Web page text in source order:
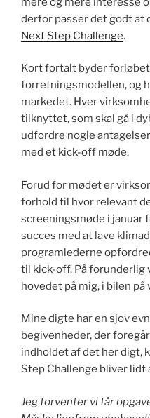
derfor passer det godt at
Next Step Challenge.
Kort fortalt byder forløbet
forretningsmodellen, og
markedet. Hver
tilknyttet, som skal gå i
udfordre nogle
med et kick-off møde.
Forud for mødet er
forhold til hvor relevant
screeningsmøde i januar
succes med at lave
programlederne
til kick-off. På forunderlig
hovedet på mig, i bilen på
Mine digte har en sjov
begivenheder, der
indholdet af det her digt,
Step Challenge bliver lidt
Jeg forventer vi får